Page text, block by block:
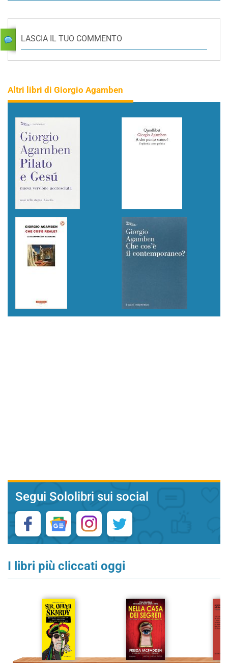
LASCIA IL TUO COMMENTO
Altri libri di Giorgio Agamben
Segui Sololibri sui social
I libri più cliccati oggi